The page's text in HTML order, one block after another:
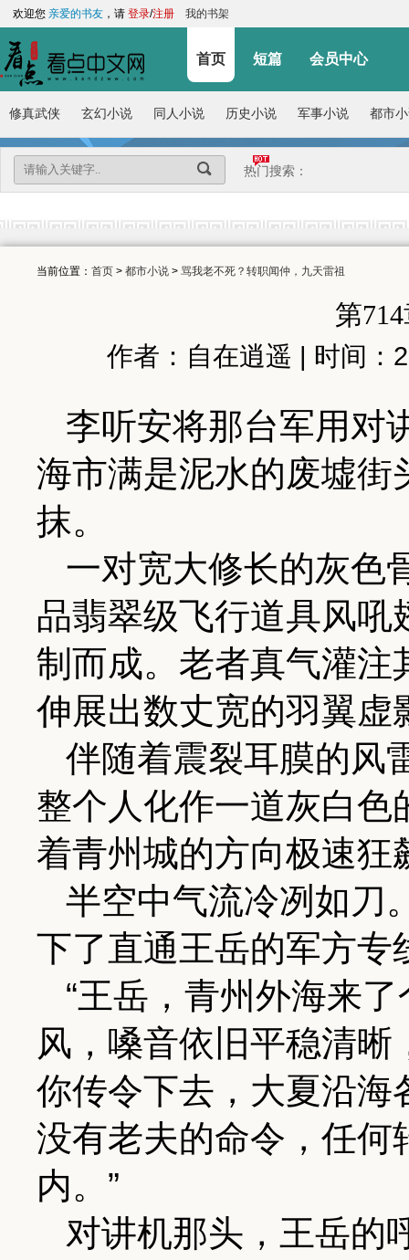
欢迎您 亲爱的书友 ，请 登录/注册 我的书架
首页 短篇 会员中心
修真武侠 玄幻小说 同人小说 历史小说 军事小说 都市
热门搜索：
当前位置： 首页 > 都市小说 > 骂我老不死？转职闻仲，九天雷祖
第
作者：自在逍遥 | 时间：
李听安将那台军用对
海市满是泥水的废墟街
抹。
一对宽大修长的灰色
品翡翠级飞行道具风
制而成。老者真气灌注
伸展出数丈宽的羽翼虚
伴随着震裂耳膜的风
整个人化作一道灰白色
着青州城的方向极速狂
半空中气流冷冽如刀
下了直通王岳的军方专
“王岳，青州外海来
风，嗓音依旧平稳清晰
你传令下去，大夏沿海
没有老夫的命令，任何
内。”
对讲机那头，王岳的